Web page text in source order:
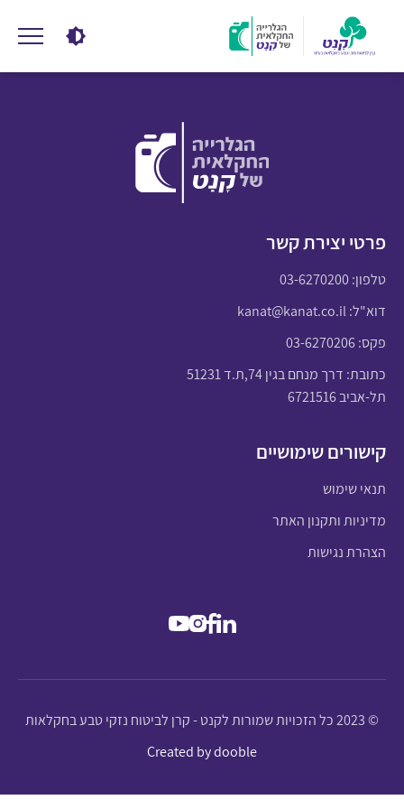
פרטי יצירת קשר
טלפון:03-6270200
דוא"ל:kanat@kanat.co.il
פקס: 03-6270206
כתובת: דרך מנחם בגין 74,ת.ד 51231
תל-אביב 6721516
קישורים שימושיים
תנאי שימוש
מדיניות ותקנון האתר
הצהרת נגישות
© 2023 כל הזכויות שמורות לקנט - קרן לביטוח נזקי טבע בחקלאות
Created by dooble